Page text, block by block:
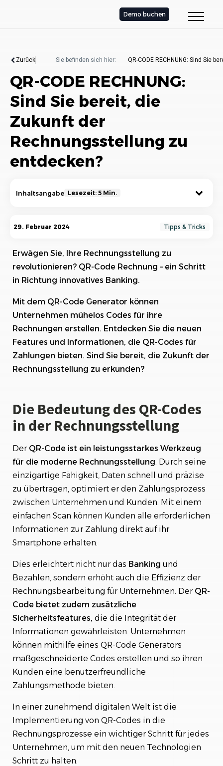
Demo buchen
Zurück Sie befinden sich hier: QR-CODE RECHNUNG: Sind Sie
QR-CODE RECHNUNG:
Sind Sie bereit, die
Zukunft der
Rechnungsstellung zu
entdecken?
Inhaltsangabe Lesezeit: 5 Min.
Die Bedeutung des QR-Codes in der
Rechnungsstellung
Vorteile der QR-Code Rechnung für
Unternehmen
Wie funktioniert die QR-CODE RECHNUNG?
Sicherheit und Datenschutz bei der
Verwendung von QR-Codes auf Rechnungen
Implementierung von QR-Codes in Ihre
Rechnungsprozesse
7. QR Code Rechnung erstellen mit dem Rechnungsprogramm
29. Februar 2024 Tipps & Tricks
Erwägen Sie, Ihre Rechnungsstellung zu
revolutionieren? QR-Code Rechnung – ein Schritt
in Richtung innovatives Banking.
Mit dem QR-Code Generator können
Unternehmen mühelos Codes für ihre
Rechnungen erstellen. Entdecken Sie die neuen
Features und Informationen, die QR-Codes für
Zahlungen bieten. Sind Sie bereit, die Zukunft der
Rechnungsstellung zu erkunden?
Die Bedeutung des QR-Codes
in der Rechnungsstellung
Der QR-Code ist ein leistungsstarkes Werkzeug
für die moderne Rechnungsstellung. Durch seine
einzigartige Fähigkeit, Daten schnell und präzise
zu übertragen, optimiert er den Zahlungsprozess
zwischen Unternehmen und Kunden. Mit einem
einfachen Scan können Kunden alle erforderlichen
Informationen zur Zahlung direkt auf ihr
Smartphone erhalten.
Dies erleichtert nicht nur das Banking und
Bezahlen, sondern erhöht auch die Effizienz der
Rechnungsbearbeitung für Unternehmen. Der QR-
Code bietet zudem zusätzliche
Sicherheitsfeatures, die die Integrität der
Informationen gewährleisten. Unternehmen
können mithilfe eines QR-Code Generators
maßgeschneiderte Codes erstellen und so ihren
Kunden eine benutzerfreundliche
Zahlungsmethode bieten.
In einer zunehmend digitalen Welt ist die
Implementierung von QR-Codes in die
Rechnungsprozesse ein wichtiger Schritt für jedes
Unternehmen, um mit den neuen Technologien
Schritt zu halten.